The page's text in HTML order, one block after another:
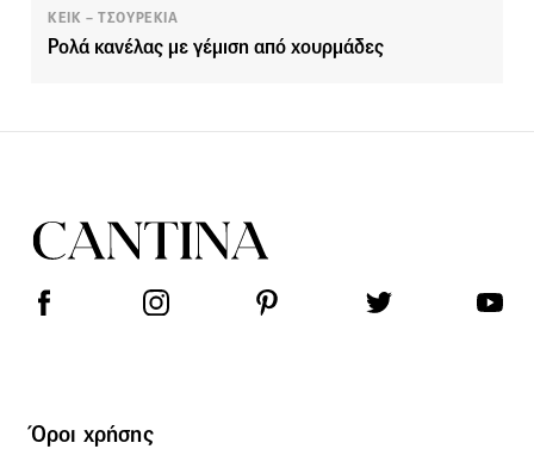
ΚΕΙΚ – ΤΣΟΥΡΕΚΙΑ
Ρολά κανέλας με γέμιση από χουρμάδες
Όροι χρήσης